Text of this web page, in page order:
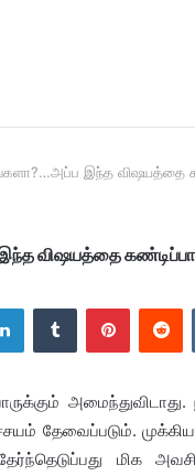
இந்த விஷயத்தை
விஷயத்தை
LinkedInTumblr Pinterest
தேவைப்படும்.
மிக